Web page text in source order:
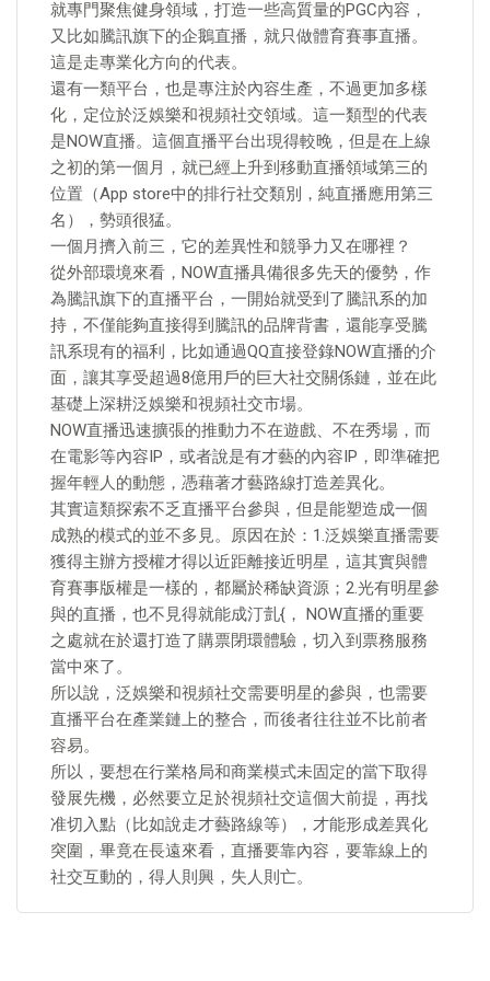
就專門聚焦健身領域，打造一些高質量的PGC內容，
又比如騰訊旗下的企鵝直播，就只做體育賽事直播。
這是走專業化方向的代表。
還有一類平台，也是專注於內容生產，不過更加多樣
化，定位於泛娛樂和視頻社交領域。這一類型的代表
是NOW直播。這個直播平台出現得較晚，但是在上線
之初的第一個月，就已經上升到移動直播領域第三的
位置（App store中的排行社交類別，純直播應用第三
名），勢頭很猛。
一個月擠入前三，它的差異性和競爭力又在哪裡？
從外部環境來看，NOW直播具備很多先天的優勢，作
為騰訊旗下的直播平台，一開始就受到了騰訊系的加
持，不僅能夠直接得到騰訊的品牌背書，還能享受騰
訊系現有的福利，比如通過QQ直接登錄NOW直播的介
面，讓其享受超過8億用戶的巨大社交關係鏈，並在此
基礎上深耕泛娛樂和視頻社交市場。
NOW直播迅速擴張的推動力不在遊戲、不在秀場，而
在電影等內容IP，或者說是有才藝的內容IP，即準確把
握年輕人的動態，憑藉著才藝路線打造差異化。
其實這類探索不乏直播平台參與，但是能塑造成一個
成熟的模式的並不多見。原因在於：1.泛娛樂直播需要
獲得主辦方授權才得以近距離接近明星，這其實與體
育賽事版權是一樣的，都屬於稀缺資源；2.光有明星參
與的直播，也不見得就能成汀亄{， NOW直播的重要
之處就在於還打造了購票閉環體驗，切入到票務服務
當中來了。
所以說，泛娛樂和視頻社交需要明星的參與，也需要
直播平台在產業鏈上的整合，而後者往往並不比前者
容易。
所以，要想在行業格局和商業模式未固定的當下取得
發展先機，必然要立足於視頻社交這個大前提，再找
准切入點（比如說走才藝路線等），才能形成差異化
突圍，畢竟在長遠來看，直播要靠內容，要靠線上的
社交互動的，得人則興，失人則亡。